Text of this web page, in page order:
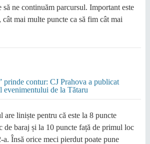
ne continuăm parcursul. Important este
cât mai multe puncte ca să fim cât mai
prinde contur: CJ Prahova a publicat
evenimentului de la Tătaru
are liniște pentru că este la 8 puncte
de baraj și la 10 puncte față de primul loc
Însă orice meci pierdut poate pune